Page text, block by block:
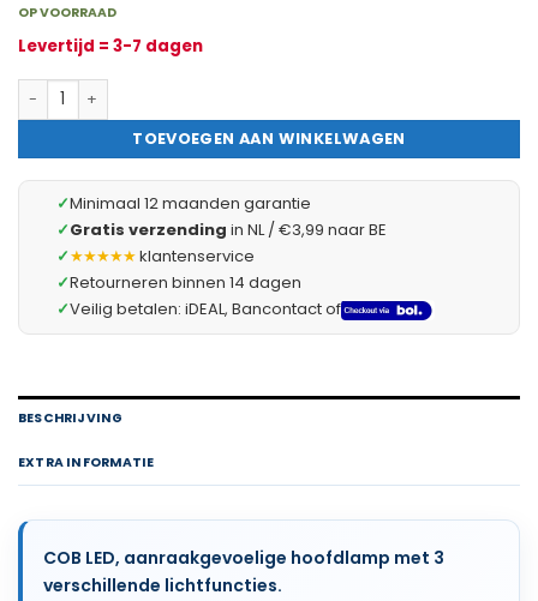
OP VOORRAAD
Levertijd = 3-7 dagen
COB LED Hoofdlamp - 120 Lumen - 3 Lichtstanden -
TOEVOEGEN AAN WINKELWAGEN
✓Minimaal 12 maanden garantie
✓Gratis verzending in NL / €3,99 naar BE
✓★★★★★klantenservice
✓Retourneren binnen 14 dagen
✓Veilig betalen: iDEAL, Bancontact of
BESCHRIJVING
EXTRA INFORMATIE
COB LED, aanraakgevoelige hoofdlamp met 3
verschillende lichtfuncties.